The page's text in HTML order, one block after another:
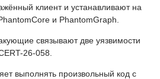
клиент и устанавливают на
и PhantomGraph.
связывают две уязвимости
26-058.
выполнять произвольный код с